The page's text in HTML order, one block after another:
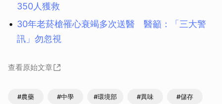
350人獲救
30年老菸槍罹心衰竭多次送醫 醫籲：「三大警
訊」勿忽視
查看原始文章
#農藥 #中學 #環境部 #異味 #儲存